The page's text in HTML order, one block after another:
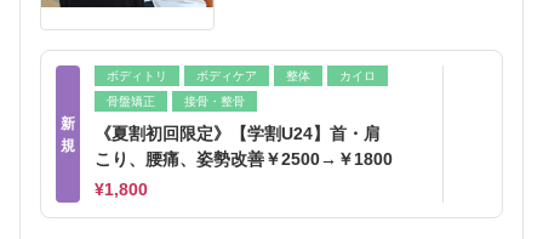
新
規
ボディトリ ボディケア 整体
カイロ
骨盤矯正
接骨・整骨
《夏割初回限定》【学割U24】首・肩
こり、腰痛、姿勢改善￥2500→￥1800
¥1,800